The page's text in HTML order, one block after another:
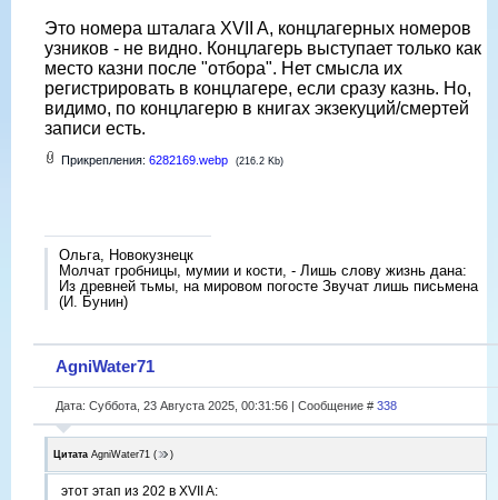
Это номера шталага XVII A, концлагерных номеров
узников - не видно. Концлагерь выступает только как
место казни после "отбора". Нет смысла их
регистрировать в концлагере, если сразу казнь. Но,
видимо, по концлагерю в книгах экзекуций/смертей
записи есть.
Прикрепления: 6282169.webp (216.2 Kb)
Ольга, Новокузнецк
Молчат гробницы, мумии и кости, - Лишь слову жизнь дана:
Из древней тьмы, на мировом погосте Звучат лишь письмена
(И. Бунин)
AgniWater71
Дата: Суббота, 23 Августа 2025, 00:31:56 | Сообщение # 338
Цитата AgniWater71 ( )
этот этап из 202 в XVII A: